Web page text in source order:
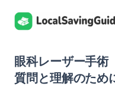
眼科レーザー手術
質問と理解のため